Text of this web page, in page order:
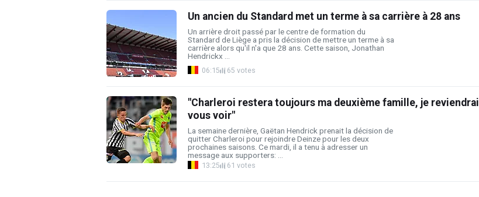
Un ancien du Standard met un terme à sa carrière à 28 ans
Un arrière droit passé par le centre de formation du
Standard de Liège a pris la décision de mettre un terme à sa
carrière alors qu'il n'a que 28 ans. Cette saison, Jonathan
Hendrickx ...
06:15 65 votes
"Charleroi restera toujours ma deuxième famille, je reviendrai
vous voir"
La semaine dernière, Gaëtan Hendrick prenait la décision de
quitter Charleroi pour rejoindre Deinze pour les deux
prochaines saisons. Ce mardi, il a tenu à adresser un
message aux supporters: ...
13:25 61 votes